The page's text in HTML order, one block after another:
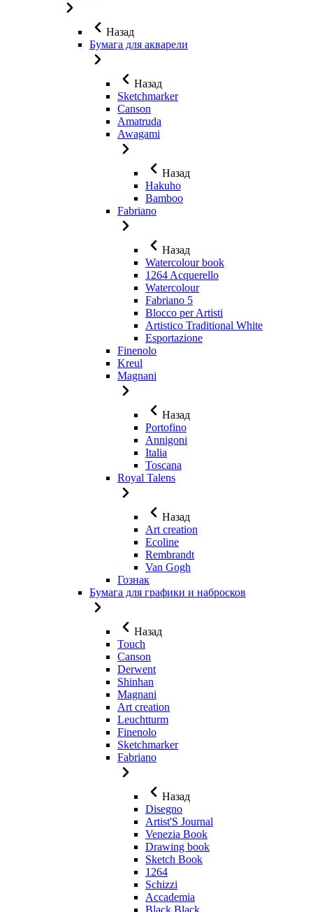
Назад
Бумага для акварели
Назад
Sketchmarker
Canson
Amatruda
Awagami
Назад
Hakuho
Bamboo
Fabriano
Назад
Watercolour book
1264 Acquerello
Watercolour
Fabriano 5
Blocco per Artisti
Artistico Traditional White
Esportazione
Finenolo
Kreul
Magnani
Назад
Portofino
Annigoni
Italia
Toscana
Royal Talens
Назад
Art creation
Ecoline
Rembrandt
Van Gogh
Гознак
Бумага для графики и набросков
Назад
Touch
Canson
Derwent
Shinhan
Magnani
Art creation
Leuchtturm
Finenolo
Sketchmarker
Fabriano
Назад
Disegno
Artist'S Journal
Venezia Book
Drawing book
Sketch Book
1264
Schizzi
Accademia